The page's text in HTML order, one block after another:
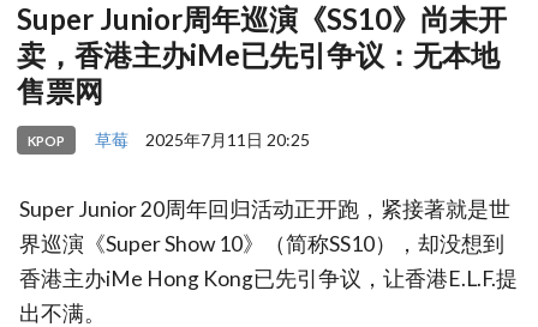
Super Junior周年巡演《SS10》尚未开
卖，香港主办iMe已先引争议：无本地
售票网
KPOP 草莓 2025年7月11日 20:25
Super Junior 20周年回归活动正开跑，紧接著就是世
界巡演《Super Show 10》（简称SS10），却没想到
香港主办iMe Hong Kong已先引争议，让香港E.L.F.提
出不满。